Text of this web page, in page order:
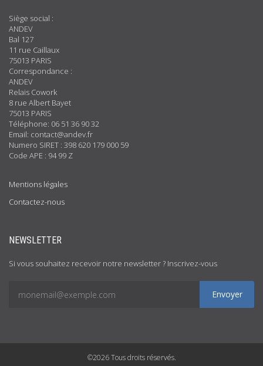
Siège social :
ANDEV
Bal 127
11 rue Caillaux
75013 PARIS
Correspondance :
ANDEV
Relais Cowork
8 rue Albert Bayet
75013 PARIS
Téléphone: 06 51 36 90 32
Email: contact@andev.fr
Numero SIRET : 398 620 179 000 59
Code APE : 94 99 Z
Mentions légales
Contactez-nous
NEWSLETTER
Si vous souhaitez recevoir notre newsletter ? Inscrivez-vous
Envoyer
©2026 Tous droits réservés.